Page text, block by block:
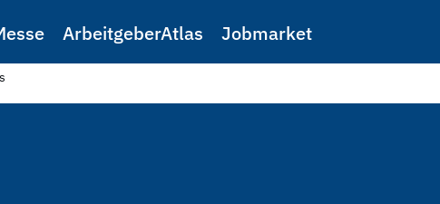
ArbeitgeberAtlas Jobmarket